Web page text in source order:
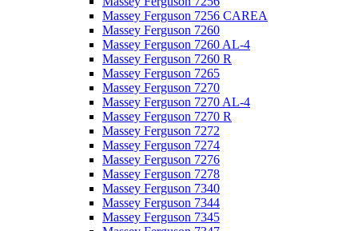
Massey Ferguson 7256 CAREA
Massey Ferguson 7260
Massey Ferguson 7260 AL-4
Massey Ferguson 7260 R
Massey Ferguson 7265
Massey Ferguson 7270
Massey Ferguson 7270 AL-4
Massey Ferguson 7270 R
Massey Ferguson 7272
Massey Ferguson 7274
Massey Ferguson 7276
Massey Ferguson 7278
Massey Ferguson 7340
Massey Ferguson 7344
Massey Ferguson 7345